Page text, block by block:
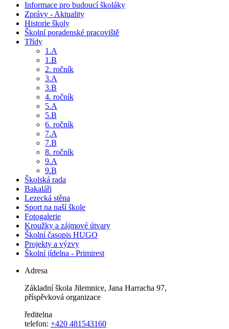
Informace pro budoucí školáky
Zprávy - Aktuality
Historie školy
Školní poradenské pracoviště
Třídy
1.A
1.B
2. ročník
3.A
3.B
4. ročník
5.A
5.B
6. ročník
7.A
7.B
8. ročník
9.A
9.B
Školská rada
Bakaláři
Lezecká stěna
Sport na naší škole
Fotogalerie
Kroužky a zájmové útvary
Školní časopis HUGO
Projekty a výzvy
Školní jídelna - Primirest
Adresa
Základní škola Jilemnice, Jana Harracha 97,
příspěvková organizace
ředitelna
telefon: +420 481543160